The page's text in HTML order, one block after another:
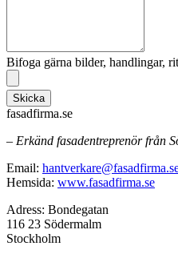
Bifoga gärna bilder, handlingar,
Skicka
fasadfirma.se
– Erkänd fasadentreprenör från
Email:
Hemsida: www.fasadfirma.se
Adress: Bondegatan
116 23 Södermalm
Stockholm